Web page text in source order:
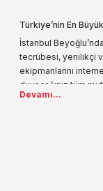
Türkiye’nin En
İstanbul
tecrübesi, yenilikçi
ekipmanlarını
duyacağınız tüm
Endüstriyel mutfak
sektörün farklı
Öztiryakiler resmi
donanıma sahip
mutbex.com ile
alacağınız hizmet
Devamı...